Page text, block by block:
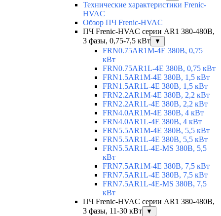
Технические характеристики Frenic-
HVAC
Обзор ПЧ Frenic-HVAC
ПЧ Frenic-HVAC серии AR1 380-480В,
3 фазы, 0,75-7,5 кВт
▼
FRN0.75AR1M-4E 380В, 0,75
кВт
FRN0.75AR1L-4E 380В, 0,75 кВт
FRN1.5AR1M-4E 380В, 1,5 кВт
FRN1.5AR1L-4E 380В, 1,5 кВт
FRN2.2AR1M-4E 380В, 2,2 кВт
FRN2.2AR1L-4E 380В, 2,2 кВт
FRN4.0AR1M-4E 380В, 4 кВт
FRN4.0AR1L-4E 380В, 4 кВт
FRN5.5AR1M-4E 380В, 5,5 кВт
FRN5.5AR1L-4E 380В, 5,5 кВт
FRN5.5AR1L-4E-MS 380В, 5,5
кВт
FRN7.5AR1M-4E 380В, 7,5 кВт
FRN7.5AR1L-4E 380В, 7,5 кВт
FRN7.5AR1L-4E-MS 380В, 7,5
кВт
ПЧ Frenic-HVAC серии AR1 380-480В,
3 фазы, 11-30 кВт
▼